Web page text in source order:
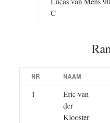
C
NR NAAM
1
Eric van
der
Klooster